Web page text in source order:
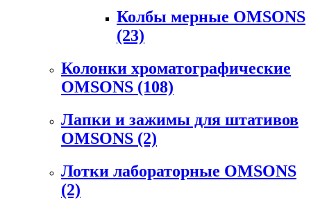
Колбы мерные OMSONS
(23)
Колонки хроматографические
OMSONS (108)
Лапки и зажимы для штативов
OMSONS (2)
Лотки лабораторные OMSONS
(2)